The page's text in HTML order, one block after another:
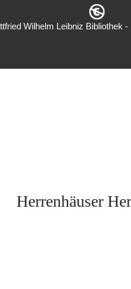
Wilhelm Leibniz Bibliothek
Herrenhäuser